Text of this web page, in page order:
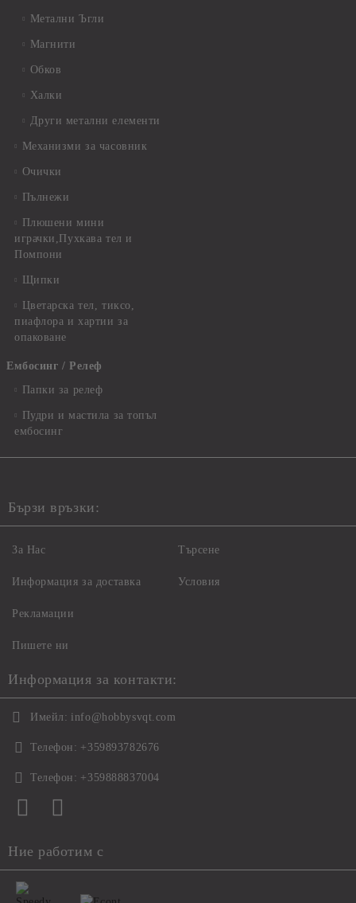
Метални Ъгли
Магнити
Обков
Халки
Други метални елементи
Механизми за часовник
Очички
Пълнежи
Плюшени мини
играчки,Пухкава тел и
Помпони
Щипки
Цветарска тел, тиксо,
пиафлора и хартии за
опаковане
Ембосинг / Релеф
Папки за релеф
Пудри и мастила за топъл
ембосинг
Бързи връзки:
За Нас
Информация за доставка
Рекламации
Пишете ни
Търсене
Условия
Информация за контакти:
Имейл: info@hobbysvqt.com
Телефон: +359893782676
Телефон: +359888837004
Ние работим с